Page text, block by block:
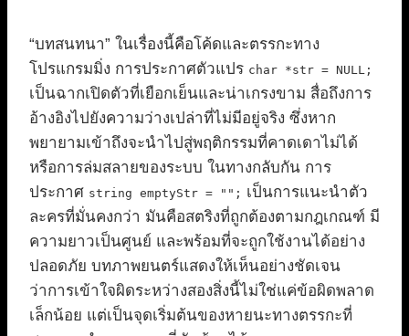
“บทสนทนา” ในเรื่องนี้คือโค้ดและตรรกะทาง
โปรแกรมมิ่ง การประกาศตัวแปร char *str = NULL;
เป็นฉากเปิดตัวที่เยือกเย็นและน่าเกรงขาม สื่อถึงการ
อ้างอิงไปยังความว่างเปล่าที่ไม่มีอยู่จริง ซึ่งหาก
พยายามเข้าถึงจะนำไปสู่พฤติกรรมที่คาดเดาไม่ได้
หรือการล่มสลายของระบบ ในทางกลับกัน การ
ประกาศ string emptyStr = ""; เป็นการแนะนำตัว
ละครที่มั่นคงกว่า มันคือสตริงที่ถูกต้องตามกฎเกณฑ์ มี
ความยาวเป็นศูนย์ และพร้อมที่จะถูกใช้งานได้อย่าง
ปลอดภัย บทภาพยนตร์แสดงให้เห็นอย่างชัดเจน
ว่าการเข้าใจผิดระหว่างสองสิ่งนี้ไม่ใช่แค่ข้อผิดพลาด
เล็กน้อย แต่เป็นจุดเริ่มต้นของหายนะทางตรรกะที่